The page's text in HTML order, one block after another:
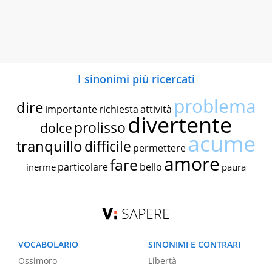
I sinonimi più ricercati
dire importante richiestaattività problema
dolce prolissodivertente
tranquillodifficile permettereacume
inerme particolarefare bello amore paura
SAPERE
VOCABOLARIO
Ossimoro
SINONIMI E CONTRARI
Libertà